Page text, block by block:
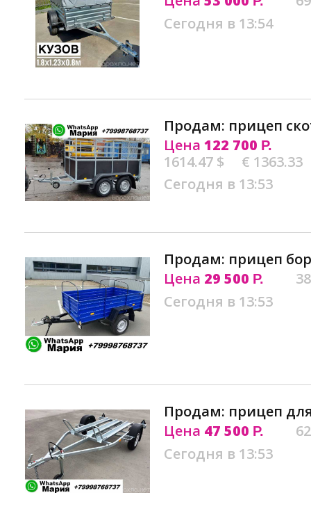
Сегодня в 13:54
Продам: прицеп
Цена 122 700 Р.
1614.47 $
€ 1363.33
Сегодня в 13:53
Продам: прицеп
Цена 29 500 Р.
Сегодня в 13:53
Продам: прицеп
Цена 47 500 Р.
Сегодня в 13:53